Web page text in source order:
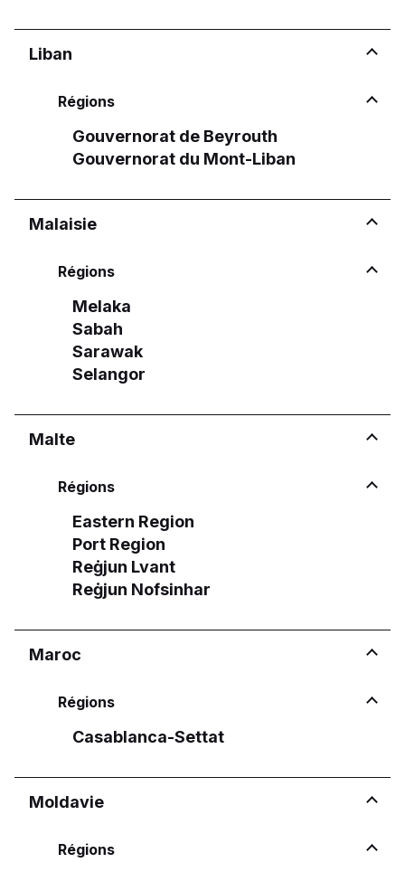
Liban
Régions
Gouvernorat de Beyrouth
Gouvernorat du Mont-Liban
Malaisie
Régions
Melaka
Sabah
Sarawak
Selangor
Malte
Régions
Eastern Region
Port Region
Reġjun Lvant
Reġjun Nofsinhar
Maroc
Régions
Casablanca-Settat
Moldavie
Régions